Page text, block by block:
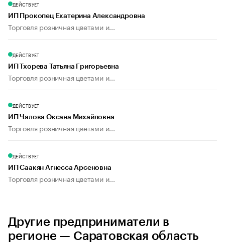
ДЕЙСТВУЕТ
ИП Прокопец Екатерина Александровна
Торговля розничная цветами и...
ДЕЙСТВУЕТ
ИП Тхорева Татьяна Григорьевна
Торговля розничная цветами и...
ДЕЙСТВУЕТ
ИП Чалова Оксана Михайловна
Торговля розничная цветами и...
ДЕЙСТВУЕТ
ИП Саакян Агнесса Арсеновна
Торговля розничная цветами и...
Другие предприниматели в
регионе — Саратовская область